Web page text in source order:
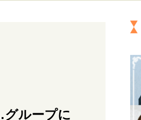
一生モノの愛用品
グループに